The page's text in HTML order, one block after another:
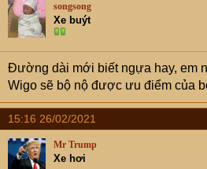
songsong
Xe buýt
Đường dài mới biết ngựa hay, em
Wigo sẽ bộ nộ được ưu điểm của
15:16 26/02/2021
Mr Trump
Xe hơi